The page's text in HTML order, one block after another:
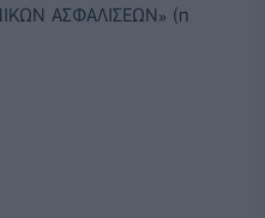
ΑΣΦΑΛΙΣΕΩΝ» (η